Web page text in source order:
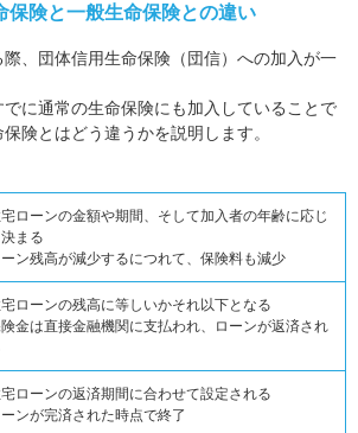
保険と一般生命保険との違い
、団体信用生命保険（団信）への加入が一
でに通常の生命保険にも加入していることで
険とはどう違うかを説明します。
ローンの金額や期間、そして加入者の年齢に応じ
まる
ーン残高が減少するにつれて、保険料も減少
ローンの残高に等しいかそれ以下となる
金は直接金融機関に支払われ、ローンが返済され
ローンの返済期間に合わせて設定される
ーンが完済された時点で終了